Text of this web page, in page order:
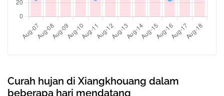
Curah hujan di Xiangkhouang dalam
beberapa hari mendatang